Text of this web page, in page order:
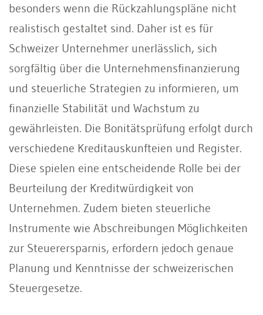
besonders wenn die Rückzahlungspläne nicht
realistisch gestaltet sind. Daher ist es für
Schweizer Unternehmer unerlässlich, sich
sorgfältig über die Unternehmensfinanzierung
und steuerliche Strategien zu informieren, um
finanzielle Stabilität und Wachstum zu
gewährleisten. Die Bonitätsprüfung erfolgt durch
verschiedene Kreditauskunfteien und Register.
Diese spielen eine entscheidende Rolle bei der
Beurteilung der Kreditwürdigkeit von
Unternehmen. Zudem bieten steuerliche
Instrumente wie Abschreibungen Möglichkeiten
zur Steuerersparnis, erfordern jedoch genaue
Planung und Kenntnisse der schweizerischen
Steuergesetze.